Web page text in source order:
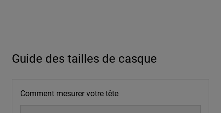
Guide des tailles de casque
Comment mesurer votre tête